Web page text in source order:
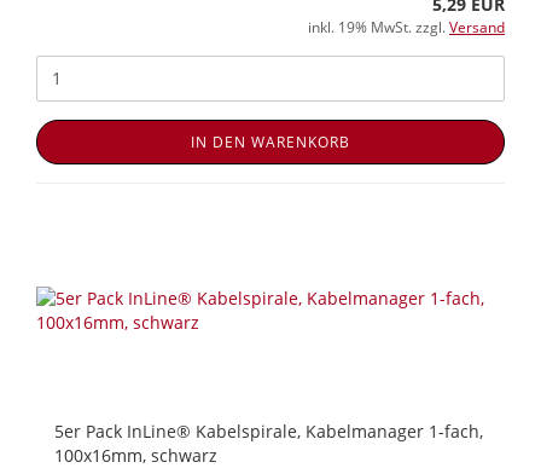
inkl. 19% MwSt. zzgl.Versand
IN DEN WARENKORB
5er Pack InLine® Kabelspirale, Kabelmanager 1-fach,
100x16mm, schwarz